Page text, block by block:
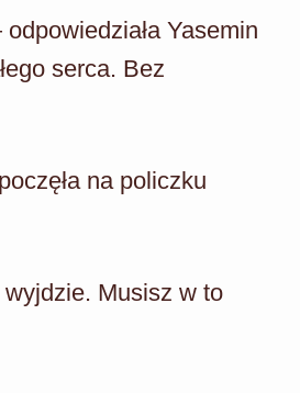
Yasemin
serca. Bez
na policzku
Musisz w to